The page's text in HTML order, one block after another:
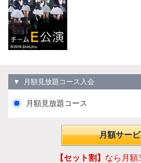
▼ 月額見放題コース入会
月額見放題コース
月額サー
【セット割】 なら月額